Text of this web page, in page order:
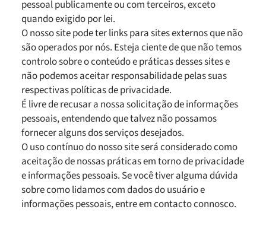
pessoal publicamente ou com terceiros, exceto
quando exigido por lei.
O nosso site pode ter links para sites externos que não
são operados por nós. Esteja ciente de que não temos
controlo sobre o conteúdo e práticas desses sites e
não podemos aceitar responsabilidade pelas suas
respectivas políticas de privacidade.
É livre de recusar a nossa solicitação de informações
pessoais, entendendo que talvez não possamos
fornecer alguns dos serviços desejados.
O uso contínuo do nosso site será considerado como
aceitação de nossas práticas em torno de privacidade
e informações pessoais. Se você tiver alguma dúvida
sobre como lidamos com dados do usuário e
informações pessoais, entre em contacto connosco.